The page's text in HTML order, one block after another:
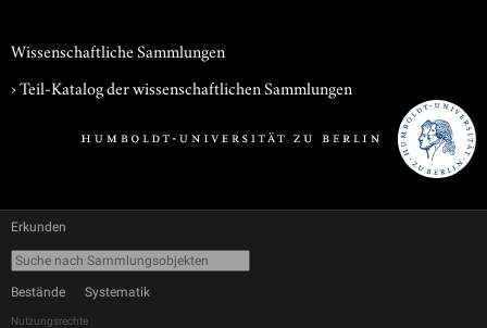
Wissenschaftliche Sammlungen
› Teil-Katalog der wissenschaftlichen Sammlungen
Erkunden
Bestände Systematik
Nutzungsrechte